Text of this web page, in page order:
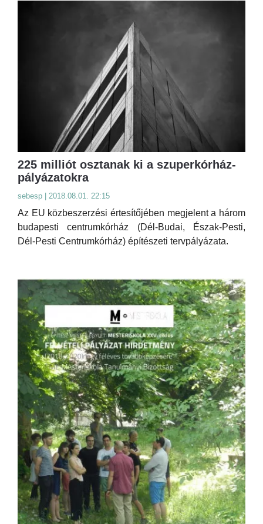
225 milliót osztanak ki a szuperkórház-
pályázatokra
sebesp | 2018.08.01. 22:15
Az EU közbeszerzési értesítőjében megjelent a három
budapesti centrumkórház (Dél-Budai, Észak-Pesti,
Dél-Pesti Centrumkórház) építészeti tervpályázata.